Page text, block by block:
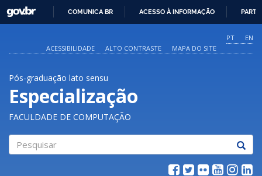
O
CONTEÚDO
GOVBR
COMUNICA BR ACESSO À INFORMAÇÃO
PT
EN
ACESSIBILIDADE
ALTO CONTRASTE MAPA DO SITE
Pós-graduação lato sensu
Especialização
FACULDADE DE COMPUTAÇÃO